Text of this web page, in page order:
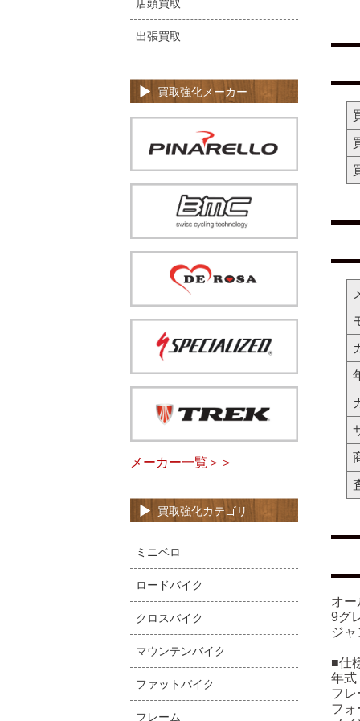
オ
9グ
ジ
■仕
年式
フ
フ
店頭買取
出張買取
買取強化メーカー
メーカー一覧＞＞
買取強化カテゴリ
ミニベロ
ロードバイク
クロスバイク
マウンテンバイク
ファットバイク
フレーム